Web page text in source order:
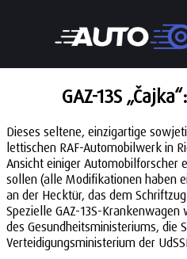
GAZ-13S
Dieses seltene, einzigartige
lettischen RAF-Automobilwerk in
Ansicht einiger Automobilforscher
sollen (alle Modifikationen haben
an der Hecktür, das dem
Spezielle GAZ-13S-
des Gesundheitsministeriums, die
Verteidigungsministerium der